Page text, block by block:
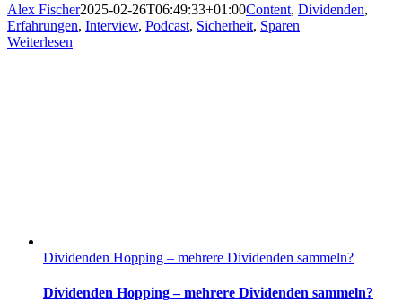
Alex Fischer2025-02-26T06:49:33+01:00Content, Dividenden,
Erfahrungen, Interview, Podcast, Sicherheit, Sparen|
Weiterlesen
Dividenden Hopping – mehrere Dividenden sammeln?
Dividenden Hopping – mehrere Dividenden sammeln?